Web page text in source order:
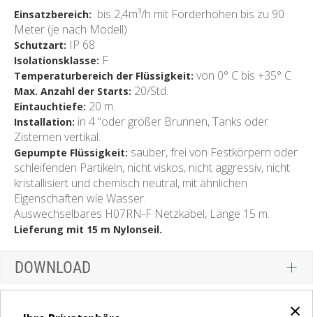
×
Einsatzbereich: bis 2,4m³/h mit Förderhöhen bis zu 90
Meter (je nach Modell)
Schutzart: IP 68
Isolationsklasse: F
Temperaturbereich der Flüssigkeit: von 0° C bis +35° C
Max. Anzahl der Starts: 20/Std.
Eintauchtiefe: 20 m.
Installation: in 4 “oder größer Brunnen, Tanks oder
Zisternen vertikal.
Gepumpte Flüssigkeit: sauber, frei von Festkörpern oder
schleifenden Partikeln, nicht viskos, nicht aggressiv, nicht
kristallisiert und chemisch neutral, mit ähnlichen
Eigenschaften wie Wasser.
Auswechselbares H07RN-F Netzkabel, Länge 15 m.
Lieferung mit 15 m Nylonseil.
DOWNLOAD